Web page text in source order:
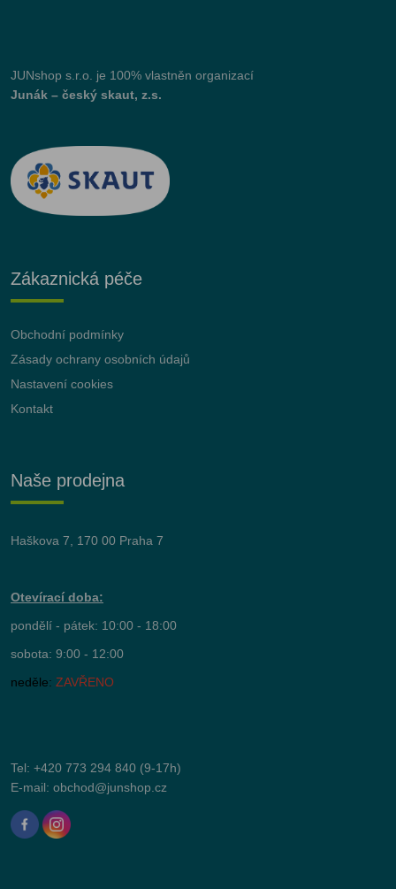
JUNshop s.r.o.
je 100% vlastněn organizací
Junák – český skaut, z.s.
Zákaznická péče
Obchodní podmínky
Zásady ochrany osobních údajů
Nastavení cookies
Kontakt
Naše prodejna
Haškova 7, 170 00 Praha 7
Otevírací doba:
pondělí - pátek: 10:00 - 18:00
sobota: 9:00 - 12:00
neděle: ZAVŘENO
Tel: +420 773 294 840 (9-17h)
E-mail: obchod@junshop.cz